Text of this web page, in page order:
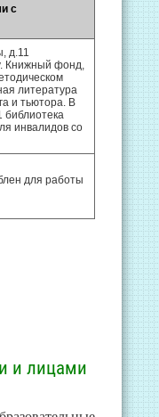
с
д.11
Книжный фонд,
литература
и тьютора. В
библиотека
инвалидов со
для работы
и лицами